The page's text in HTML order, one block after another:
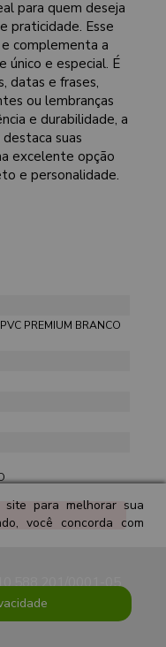
para quem deseja
praticidade. Esse
complementa a
único e especial. É
datas e frases,
ou lembranças
e durabilidade, a
suas
excelente opção
e personalidade.
PREMIUM BRANCO
0001-05
para melhorar sua
você concorda com